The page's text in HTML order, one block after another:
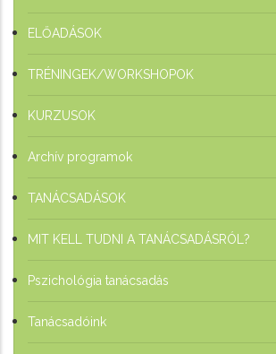
ELŐADÁSOK
TRÉNINGEK/WORKSHOPOK
KURZUSOK
Archív programok
TANÁCSADÁSOK
MIT KELL TUDNI A TANÁCSADÁSRÓL?
Pszichológia tanácsadás
Tanácsadóink